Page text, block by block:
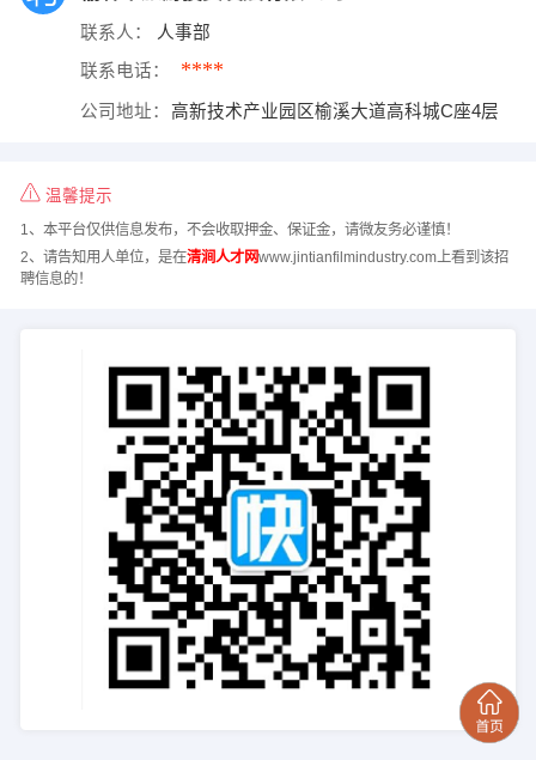
联系人： 人事部
联系电话： ****
公司地址： 高新技术产业园区榆溪大道高科城C座4层
温馨提示
1、本平台仅供信息发布，不会收取押金、保证金，请微友务必谨慎！
2、请告知用人单位，是在清涧人才网www.jintianfilmindustry.com上看到该招
聘信息的！